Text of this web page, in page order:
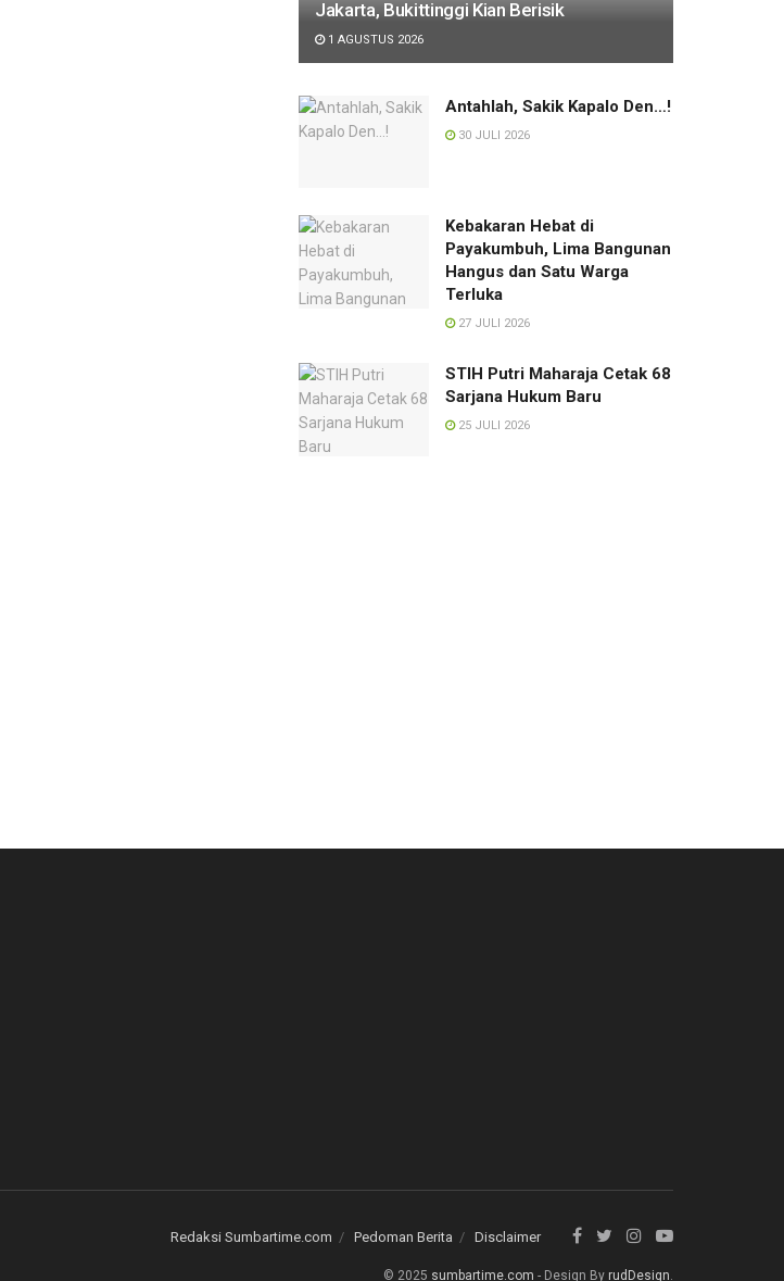
Jakarta, Bukittinggi Kian Berisik
1 AGUSTUS 2026
Antahlah, Sakik Kapalo Den…!
30 JULI 2026
Kebakaran Hebat di
Payakumbuh, Lima Bangunan
Hangus dan Satu Warga
Terluka
27 JULI 2026
STIH Putri Maharaja Cetak 68
Sarjana Hukum Baru
25 JULI 2026
Redaksi Sumbartime.com Pedoman Berita Disclaimer
© 2025 sumbartime.com - Design By rudDesign.